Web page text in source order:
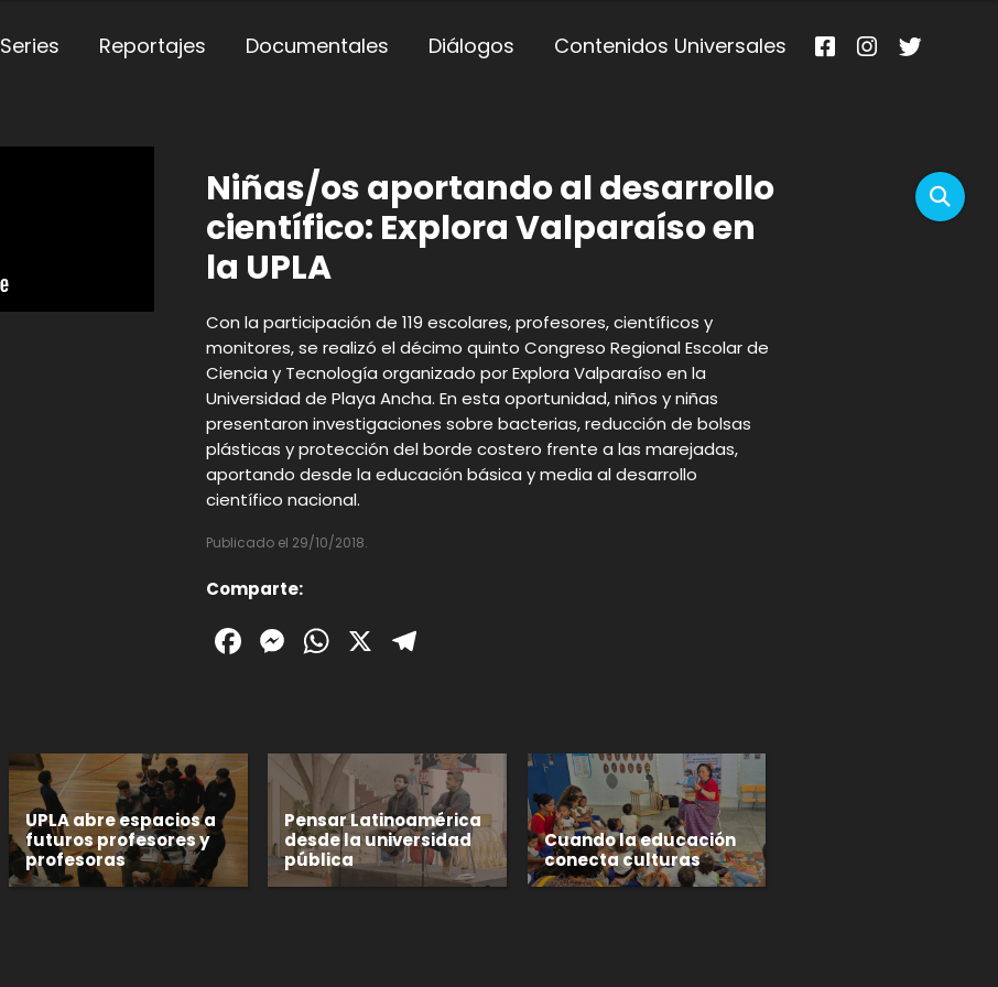
Series Reportajes Documentales Diálogos Contenidos Universales
Niñas/os aportando al desarrollo
científico: Explora Valparaíso en
la UPLA
Con la participación de 119 escolares, profesores, científicos y
monitores, se realizó el décimo quinto Congreso Regional Escolar de
Ciencia y Tecnología organizado por Explora Valparaíso en la
Universidad de Playa Ancha. En esta oportunidad, niños y niñas
presentaron investigaciones sobre bacterias, reducción de bolsas
plásticas y protección del borde costero frente a las marejadas,
aportando desde la educación básica y media al desarrollo
científico nacional.
Publicado el 29/10/2018.
Comparte:
Facebook
Messenger
WhatsApp
X
UPLA abre espacios a
futuros profesores y
profesoras
Pensar Latinoamérica
desde la universidad
pública
Cuando la educación
conecta culturas